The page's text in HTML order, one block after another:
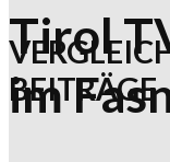
BEITRÄGE
Tirol
im